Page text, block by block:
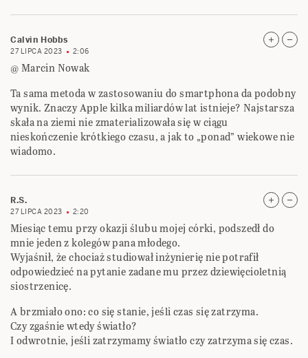
Calvin Hobbs
27 LIPCA 2023 2:06
@ Marcin Nowak
Ta sama metoda w zastosowaniu do smartphona da podobny
wynik. Znaczy Apple kilka miliardów lat istnieje? Najstarsza
skała na ziemi nie zmaterializowała się w ciągu
nieskończenie krótkiego czasu, a jak to „ponad” wiekowe nie
wiadomo.
R.S.
27 LIPCA 2023 2:20
Miesiąc temu przy okazji ślubu mojej córki, podszedł do
mnie jeden z kolegów pana młodego.
Wyjaśnił, że chociaż studiował inżynierię nie potrafił
odpowiedzieć na pytanie zadane mu przez dziewięcioletnią
siostrzenicę.
A brzmiało ono: co się stanie, jeśli czas się zatrzyma.
Czy zgaśnie wtedy światło?
I odwrotnie, jeśli zatrzymamy światło czy zatrzyma się czas.